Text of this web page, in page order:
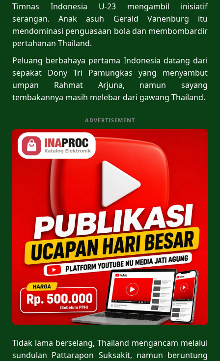
Timnas Indonesia U-23 mengambil inisiatif
serangan. Anak asuh Gerald Vanenburg itu
mendominasi penguasaan bola dan membombardir
pertahanan Thailand.
Peluang berbahaya pertama Indonesia datang dari
sepakat Dony Tri Pamungkas yang menyambut
umpan Rahmat Arjuna, namun sayang
tembakannya masih melebar dari gawang Thailand.
ADVERTISEMENT
Tidak lama berselang, Thailand mengancam melalui
sundulan Pattarapon Suksakit, namun beruntung